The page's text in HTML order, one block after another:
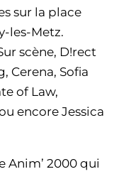
sur la place
les-Metz.
scène, D!rect
Cerena, Sofia
of Law,
encore Jessica
Anim’ 2000 qui